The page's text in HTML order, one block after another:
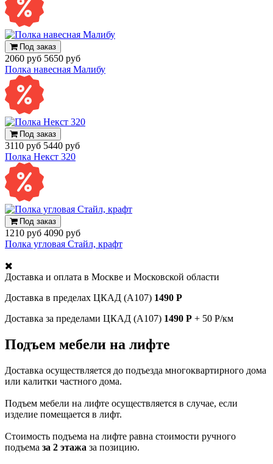
Под заказ
2060 руб 5650 руб
Полка навесная Малибу
Под заказ
3110 руб 5440 руб
Полка Некст 320
Под заказ
1210 руб 4090 руб
Полка угловая Стайл, крафт
Доставка и оплата в Москве и Московской области
Доставка в пределах ЦКАД (А107) 1490 Р
Доставка за пределами ЦКАД (А107) 1490 Р + 50 Р/км
Подъем мебели на лифте
Доставка осуществляется до подъезда многоквартирного дома
или калитки частного дома.
Подъем мебели на лифте осуществляется в случае, если
изделие помещается в лифт.
Стоимость подъема на лифте равна стоимости ручного
подъема за 2 этажа за позицию.